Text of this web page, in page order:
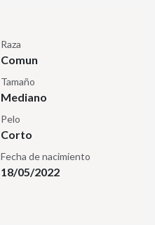
Raza
Comun
Tamaño
Mediano
Pelo
Corto
Fecha de nacimiento
18/05/2022